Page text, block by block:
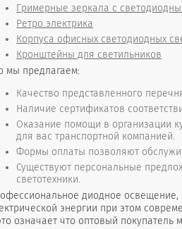
Гримерные зеркала с
Ретро электрика
Корпуса офисных светодиодных
Кронштейны для светильников
мы предлагаем:
Качество представленного
Наличие сертификатов
Оказание помощи в организации
для вас транспортной компанией.
Формы оплаты позволяют
Существуют персональные
светотехники.
диодное
энергии при этом
означает что оптовый